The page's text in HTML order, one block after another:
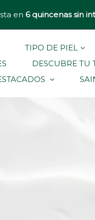
en 6 quincenas sin
TIPO DE PIEL
DESCUBRE TU